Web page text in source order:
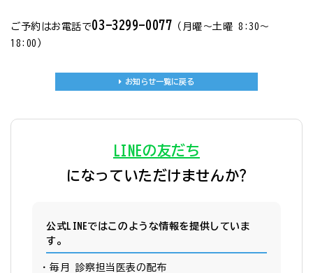
ご予約はお電話で03-3299-0077 （月曜〜土曜 8:30〜
18:00）
お知らせ一覧に戻る
LINEの友だち
になっていただけませんか?
公式LINEではこのような情報を提供していま
す。
毎月 診察担当医表の配布